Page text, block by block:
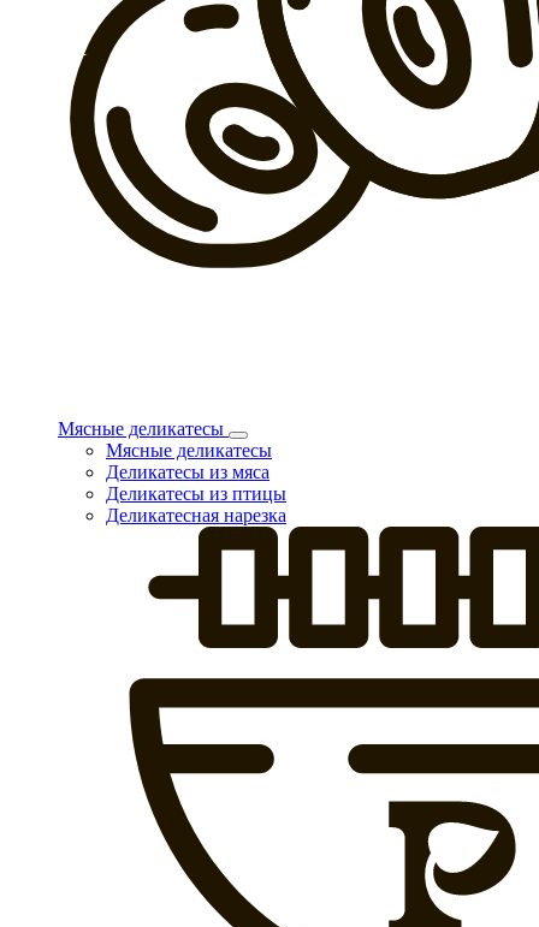
Мясные деликатесы
Мясные деликатесы
Деликатесы из мяса
Деликатесы из птицы
Деликатесная нарезка